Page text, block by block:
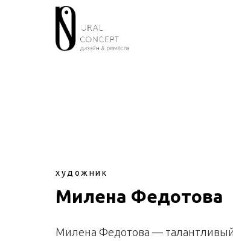
google-site-verification: google2fc39a7598531cef.html
художник
Милена Федотова
Милена Федотова —